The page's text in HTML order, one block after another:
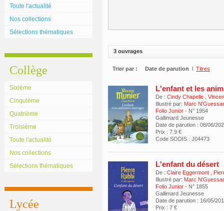
Toute l'actualité
Nos collections
Sélections thématiques
Collège
Sixième
Cinquième
Quatrième
Troisième
Toute l'actualité
Nos collections
Sélections thématiques
Lycée
3 ouvrages
Trier par : Date de parution l Titres
L'enfant et les
De : Cindy Chapelle
Illustré par: Marc
Folio Junior - N° 1954
Gallimard Jeunesse
Date de parution : 08/06/
Prix : 7.9 €
Code SODIS : J04473
L'enfant du désert
De : Claire Eggermont
Illustré par: Marc
Folio Junior - N° 1855
Gallimard Jeunesse
Date de parution : 16/05/
Prix : 7 €